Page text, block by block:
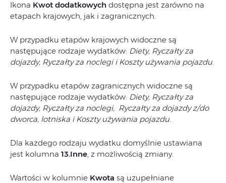
Ikona Kwot dodatkowych dostępna jest zarówno na
etapach krajowych, jak i zagranicznych.
W przypadku etapów krajowych widoczne są
następujące rodzaje wydatków: Diety, Ryczałty za
dojazdy, Ryczałty za noclegi i Koszty używania pojazdu.
W przypadku etapów zagranicznych widoczne są
następujące rodzaje wydatków: Diety, Ryczałty za
dojazdy, Ryczałty za noclegi, Ryczałty za dojazdy z/do
dworca, lotniska i Koszty używania pojazdu.
Dla każdego rodzaju wydatku domyślnie ustawiana
jest kolumna 13.Inne, z możliwością zmiany.
Wartości w kolumnie Kwota są uzupełniane